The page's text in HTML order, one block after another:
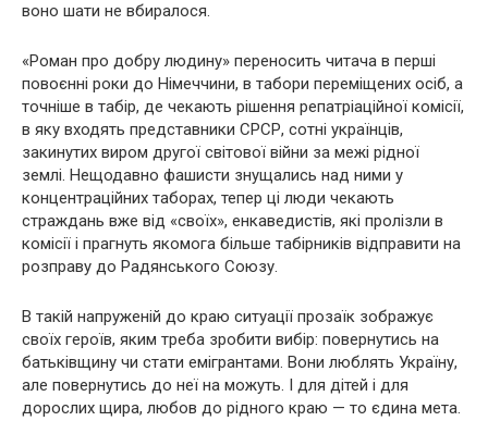
воно шати не вбиралося.
«Роман про добру людину» переносить читача в перші
повоєнні роки до Німеччини, в табори переміщених осіб, а
точніше в табір, де чекають рішення репатріаційної комісії,
в яку входять представники СРСР, сотні українців,
закинутих виром другої світової війни за межі рідної
землі. Нещодавно фашисти знущались над ними у
концентраційних таборах, тепер ці люди чекають
страждань вже від «своїх», енкаведистів, які пролізли в
комісії і прагнуть якомога більше табірників відправити на
розправу до Радянського Союзу.
В такій напруженій до краю ситуації прозаїк зображує
своїх героїв, яким треба зробити вибір: повернутись на
батьківщину чи стати емігрантами. Вони люблять Україну,
але повернутись до неї на можуть. І для дітей і для
дорослих щира, любов до рідного краю — то єдина мета.